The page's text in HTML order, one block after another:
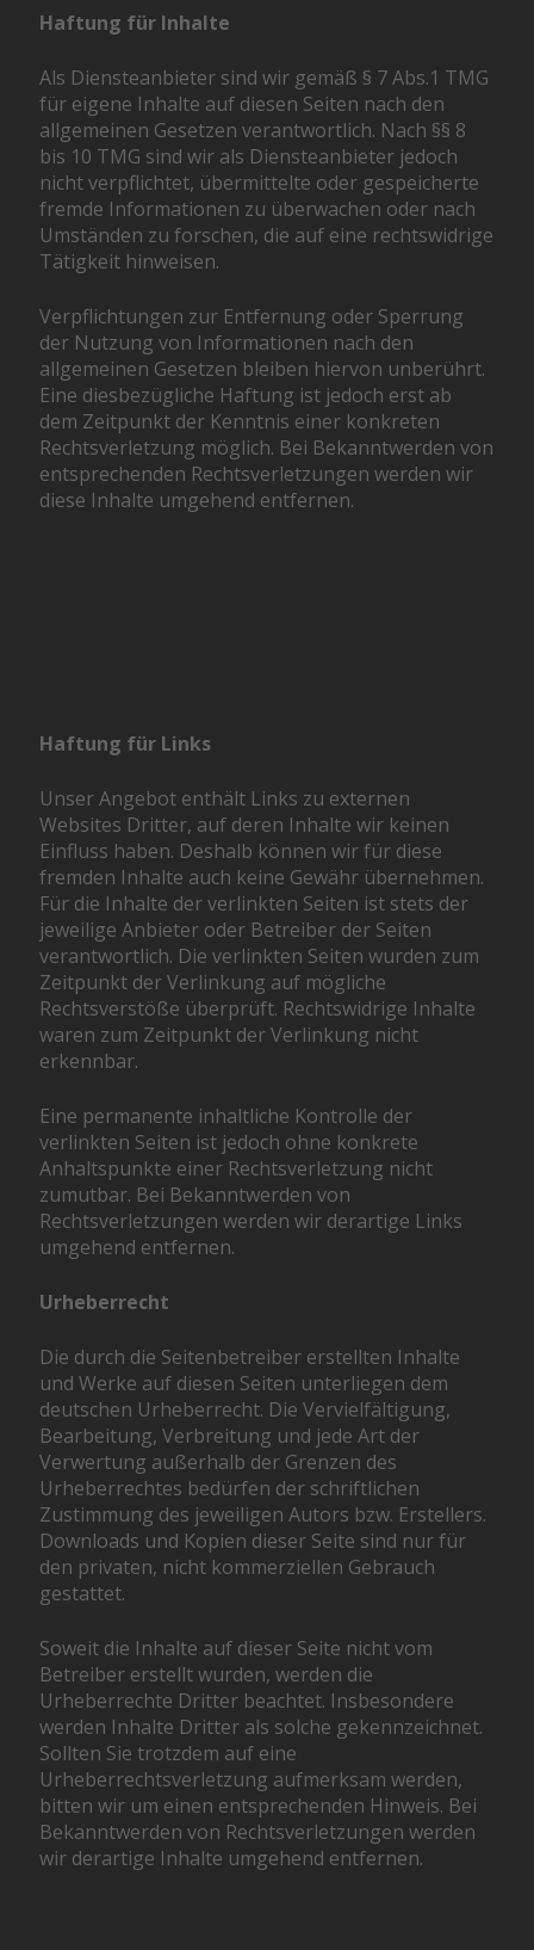
Haftung für Inhalte
Als Diensteanbieter sind wir gemäß § 7 Abs.1 TMG
für eigene Inhalte auf diesen Seiten nach den
allgemeinen Gesetzen verantwortlich. Nach §§ 8
bis 10 TMG sind wir als Diensteanbieter jedoch
nicht verpflichtet, übermittelte oder gespeicherte
fremde Informationen zu überwachen oder nach
Umständen zu forschen, die auf eine rechtswidrige
Tätigkeit hinweisen.
Verpflichtungen zur Entfernung oder Sperrung
der Nutzung von Informationen nach den
allgemeinen Gesetzen bleiben hiervon unberührt.
Eine diesbezügliche Haftung ist jedoch erst ab
dem Zeitpunkt der Kenntnis einer konkreten
Rechtsverletzung möglich. Bei Bekanntwerden von
entsprechenden Rechtsverletzungen werden wir
diese Inhalte umgehend entfernen.
Haftung für Links
Unser Angebot enthält Links zu externen
Websites Dritter, auf deren Inhalte wir keinen
Einfluss haben. Deshalb können wir für diese
fremden Inhalte auch keine Gewähr übernehmen.
Für die Inhalte der verlinkten Seiten ist stets der
jeweilige Anbieter oder Betreiber der Seiten
verantwortlich. Die verlinkten Seiten wurden zum
Zeitpunkt der Verlinkung auf mögliche
Rechtsverstöße überprüft. Rechtswidrige Inhalte
waren zum Zeitpunkt der Verlinkung nicht
erkennbar.
Eine permanente inhaltliche Kontrolle der
verlinkten Seiten ist jedoch ohne konkrete
Anhaltspunkte einer Rechtsverletzung nicht
zumutbar. Bei Bekanntwerden von
Rechtsverletzungen werden wir derartige Links
umgehend entfernen.
Urheberrecht
Die durch die Seitenbetreiber erstellten Inhalte
und Werke auf diesen Seiten unterliegen dem
deutschen Urheberrecht. Die Vervielfältigung,
Bearbeitung, Verbreitung und jede Art der
Verwertung außerhalb der Grenzen des
Urheberrechtes bedürfen der schriftlichen
Zustimmung des jeweiligen Autors bzw. Erstellers.
Downloads und Kopien dieser Seite sind nur für
den privaten, nicht kommerziellen Gebrauch
gestattet.
Soweit die Inhalte auf dieser Seite nicht vom
Betreiber erstellt wurden, werden die
Urheberrechte Dritter beachtet. Insbesondere
werden Inhalte Dritter als solche gekennzeichnet.
Sollten Sie trotzdem auf eine
Urheberrechtsverletzung aufmerksam werden,
bitten wir um einen entsprechenden Hinweis. Bei
Bekanntwerden von Rechtsverletzungen werden
wir derartige Inhalte umgehend entfernen.